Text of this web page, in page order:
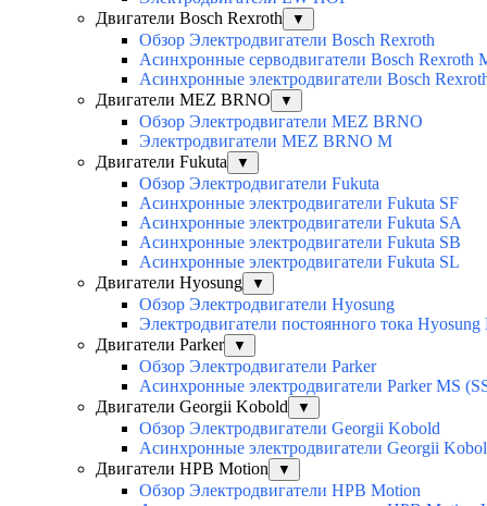
Двигатели Bosch Rexroth
▼
Обзор Электродвигатели Bosch Rexroth
Асинхронные серводвигатели Bosch Rexroth
Асинхронные электродвигатели Bosch
Двигатели MEZ BRNO
▼
Обзор Электродвигатели MEZ BRNO
Электродвигатели MEZ BRNO M
Двигатели Fukuta
▼
Обзор Электродвигатели Fukuta
Асинхронные электродвигатели Fukuta SF
Асинхронные электродвигатели Fukuta SA
Асинхронные электродвигатели Fukuta SB
Асинхронные электродвигатели Fukuta SL
Двигатели Hyosung
▼
Обзор Электродвигатели Hyosung
Электродвигатели постоянного тока
Двигатели Parker
▼
Обзор Электродвигатели Parker
Асинхронные электродвигатели Parker MS
Двигатели Georgii Kobold
▼
Обзор Электродвигатели Georgii Kobold
Асинхронные электродвигатели Georgii
Двигатели HPB Motion
▼
Обзор Электродвигатели HPB Motion